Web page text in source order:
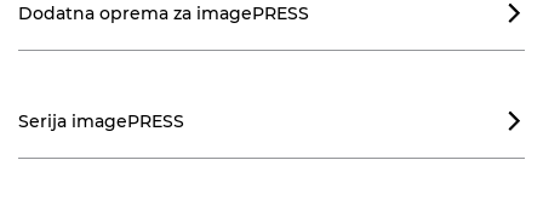
Dodatna oprema za imagePRESS 
Serija imagePRESS 